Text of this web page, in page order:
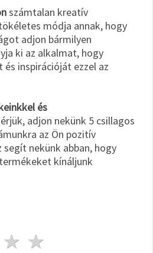
számtalan kreatív
módja annak, hogy
adjon bármilyen
ki az alkalmat, hogy
inspirációját ezzel az
és
adjon nekünk 5 csillagos
az Ön pozitív
segít nekünk abban, hogy
kínáljunk
4 csillagok
3 csillagok